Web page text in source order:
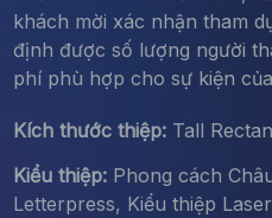
khách mời xác nhận tham
định được số lượng người
phí phù hợp cho sự kiện
Kích thước thiệp:Tall
Kiểu thiệp:Phong cách
Letterpress, Kiểu thiệp